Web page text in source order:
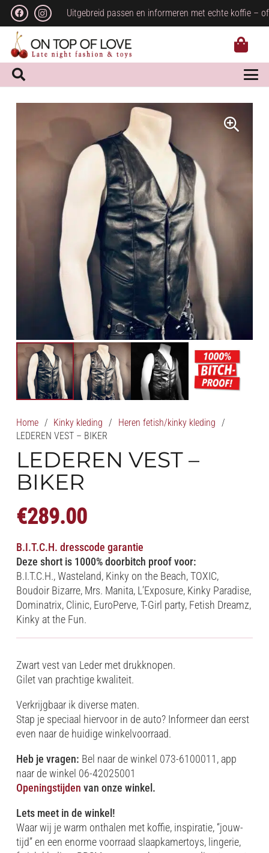
Uitgebreid passen en informeren met echte koffie –
Home / Kinky kleding / Heren fetish/kinky kleding
/
LEDEREN VEST – BIKER
LEDEREN VEST –
BIKER
€289.00
B.I.T.C.H. dresscode garantie
Deze short is 1000% doorbitch proof voor:
B.I.T.C.H., Wasteland, Kinky on the Beach, TOXIC,
Boudoir Bizarre, Mrs. Manita, L’Exposure, Kinky Paradise,
Dominatrix, Clinic, EuroPerve, T-Girl party, Fetish Dreamz,
Kinky at the Fun.
Zwart vest van Leder met drukknopen.
Gilet van prachtige kwaliteit.
Verkrijgbaar ik diverse maten.
Stap je speciaal hiervoor in de auto? Informeer dan eerst
even naar de huidige winkelvoorraad.
Heb je vragen: Bel naar de winkel 073-6100011, app
naar de winkel 06-42025001
Openingstijden van onze winkel.
Lets meet in de winkel!
Waar wij je warm onthalen met koffie, inspiratie, “jouw-
tijd” en een enorme voorraad slaapkamertoys, lingerie,